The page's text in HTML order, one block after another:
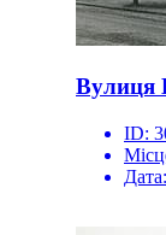
Вулиця
ID:
Дата: